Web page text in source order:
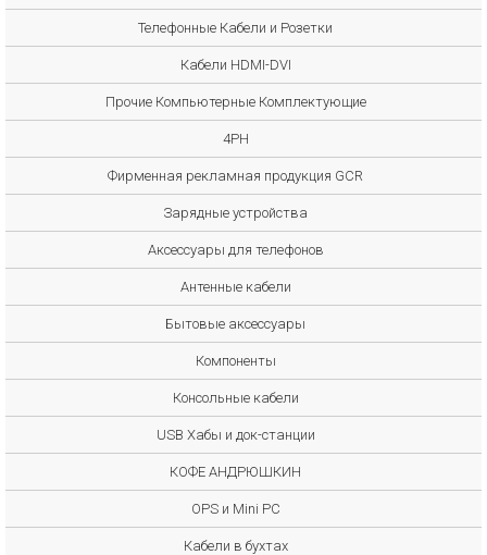
Телефонные Кабели и Розетки
Кабели HDMI-DVI
Прочие Компьютерные Комплектующие
4PH
Фирменная рекламная продукция GCR
Зарядные устройства
Аксессуары для телефонов
Антенные кабели
Бытовые аксессуары
Компоненты
Консольные кабели
USB Хабы и док-станции
КОФЕ АНДРЮШКИН
OPS и Mini PC
Кабели в бухтах